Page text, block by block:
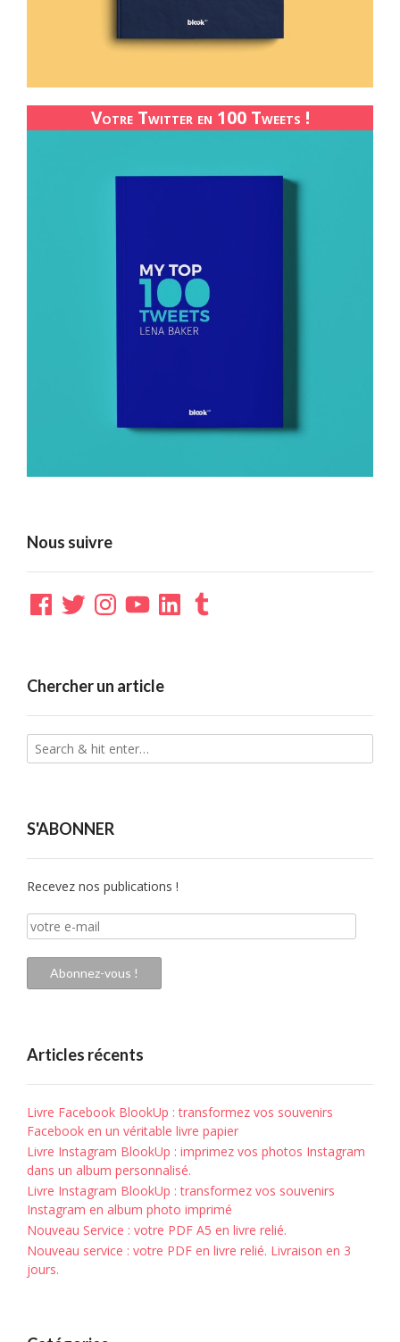
Votre Twitter en 100 Tweets !
Nous suivre
Facebook
TwitterInstagramYouTubeLinkedInTumblr
Chercher un article
S'ABONNER
Recevez nos publications !
votre
e-
mail
Abonnez-vous !
Articles récents
Livre Facebook BlookUp : transformez vos souvenirs
Facebook en un véritable livre papier
Livre Instagram BlookUp : imprimez vos photos Instagram
dans un album personnalisé.
Livre Instagram BlookUp : transformez vos souvenirs
Instagram en album photo imprimé
Nouveau Service : votre PDF A5 en livre relié.
Nouveau service : votre PDF en livre relié. Livraison en 3
jours.